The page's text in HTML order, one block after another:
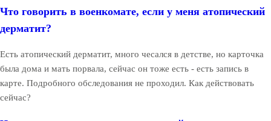
Что говорить в военкомате, если у меня атопический
дерматит?
Есть атопический дерматит, много чесался в детстве, но карточка
была дома и мать порвала, сейчас он тоже есть - есть запись в
карте. Подробного обследования не проходил. Как действовать
сейчас?